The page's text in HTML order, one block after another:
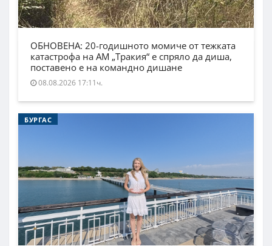
ОБНОВЕНА: 20-годишното момиче от тежката
катастрофа на АМ „Тракия“ е спряло да диша,
поставено е на командно дишане
08.08.2026 17:11ч.
БУРГАС